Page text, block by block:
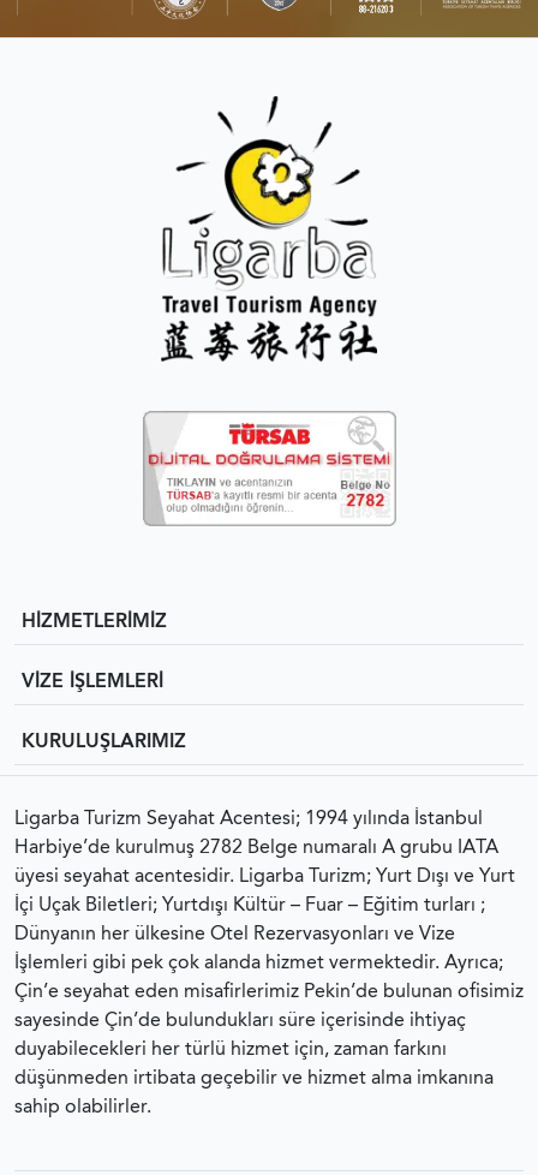
HİZMETLERİMİZ
VİZE İŞLEMLERİ
KURULUŞLARIMIZ
Ligarba Turizm Seyahat Acentesi; 1994 yılında İstanbul
Harbiye’de kurulmuş 2782 Belge numaralı A grubu IATA
üyesi seyahat acentesidir. Ligarba Turizm; Yurt Dışı ve Yurt
İçi Uçak Biletleri; Yurtdışı Kültür – Fuar – Eğitim turları ;
Dünyanın her ülkesine Otel Rezervasyonları ve Vize
İşlemleri gibi pek çok alanda hizmet vermektedir. Ayrıca;
Çin’e seyahat eden misafirlerimiz Pekin’de bulunan ofisimiz
sayesinde Çin’de bulundukları süre içerisinde ihtiyaç
duyabilecekleri her türlü hizmet için, zaman farkını
düşünmeden irtibata geçebilir ve hizmet alma imkanına
sahip olabilirler.